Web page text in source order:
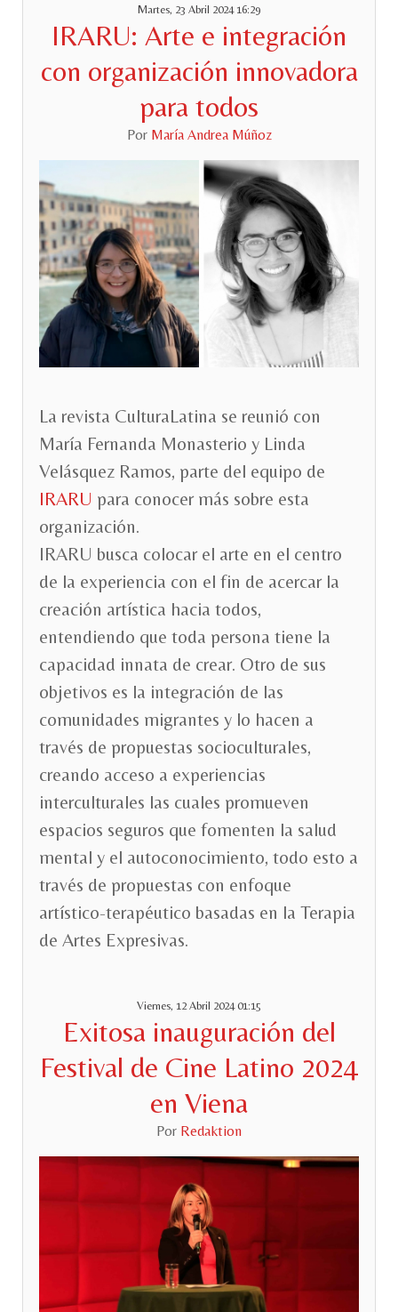
Martes, 23 Abril 2024 16:29
IRARU: Arte e integración
con organización innovadora
para todos
Por María Andrea Múñoz
La revista CulturaLatina se reunió con
María Fernanda Monasterio y Linda
Velásquez Ramos, parte del equipo de
IRARU para conocer más sobre esta
organización.
IRARU busca colocar el arte en el centro
de la experiencia con el fin de acercar la
creación artística hacia todos,
entendiendo que toda persona tiene la
capacidad innata de crear. Otro de sus
objetivos es la integración de las
comunidades migrantes y lo hacen a
través de propuestas socioculturales,
creando acceso a experiencias
interculturales las cuales promueven
espacios seguros que fomenten la salud
mental y el autoconocimiento, todo esto a
través de propuestas con enfoque
artístico-terapéutico basadas en la Terapia
de Artes Expresivas.
Viernes, 12 Abril 2024 01:15
Exitosa inauguración del
Festival de Cine Latino 2024
en Viena
Por Redaktion